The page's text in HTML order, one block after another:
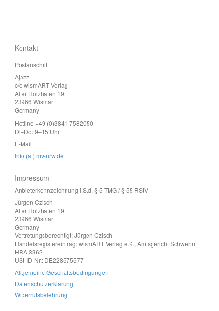
Kontakt
Postanschrift
Ajazz
c/o wismART Verlag
Alter Holzhafen 19
23966 Wismar
Germany
Hotline +49 (0)3841 7582050
Di–Do: 9–15 Uhr
E-Mail
info (at) mv-nrw.de
Impressum
Anbieterkennzeichnung i.S.d. § 5 TMG / § 55 RStV
Jürgen Czisch
Alter Holzhafen 19
23966 Wismar
Germany
Vertretungsberechtigt: Jürgen Czisch
Handelsregistereintrag: wismART Verlag e.K., Amtsgericht Schwerin
HRA 3362
USt-ID-Nr.: DE228575577
Allgemeine Geschäftsbedingungen
Datenschutzerklärung
Widerrufsbelehrung